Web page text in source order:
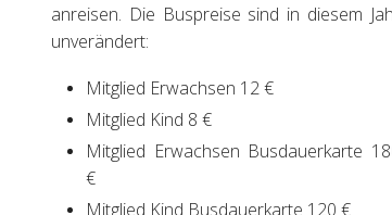
anreisen. Die Buspreise sind in diesem
unverändert:
Mitglied Erwachsen 12 €
Mitglied Kind 8 €
Mitglied Erwachsen Busdauerkarte
€
Mitglied Kind Busdauerkarte 120 €